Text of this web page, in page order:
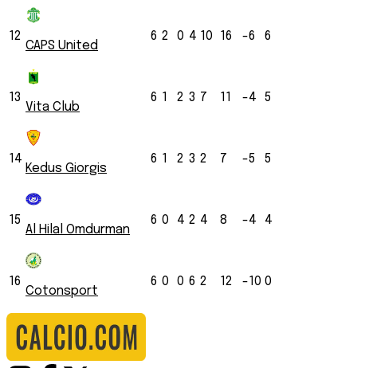
12
CAPS United
6 2 0 4 10 16 -6 6
13
Vita Club
6 1 2 3 7 11 -4 5
14
Kedus Giorgis
6 1 2 3 2 7 -5 5
15
Al Hilal Omdurman
6 0 4 2 4 8 -4 4
16
Cotonsport
6 0 0 6 2 12 -10 0